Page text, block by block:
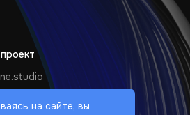
30-63
на сайте, вы